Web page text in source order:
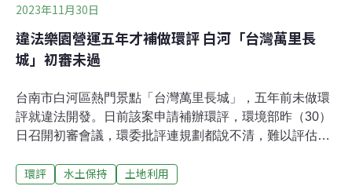
2023年11月30日
違法樂園營運五年才補做環評 白河「台灣萬里長
城」初審未過
台南市白河區熱門景點「台灣萬里長城」，五年前未做環
評就違法開發。日前該案申請補辦環評，環境部昨（30）
日召開初審會議，環委批評連規劃都說不清，難以評估環
長」挨罰112萬現任台灣區觀光協會聯合會總會長、白河
環評 水土保持 土地利用